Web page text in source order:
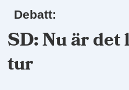
Debatt:
SD: Nu är
tur